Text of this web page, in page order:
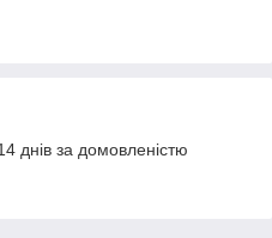
днів за домовленістю